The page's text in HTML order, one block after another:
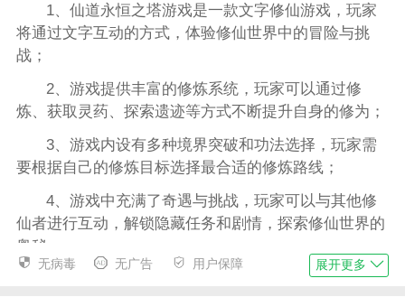
1、仙道永恒之塔游戏是一款文字修仙游戏，玩家
将通过文字互动的方式，体验修仙世界中的冒险与挑
战；
2、游戏提供丰富的修炼系统，玩家可以通过修
炼、获取灵药、探索遗迹等方式不断提升自身的修为；
3、游戏内设有多种境界突破和功法选择，玩家需
要根据自己的修炼目标选择最合适的修炼路线；
4、游戏中充满了奇遇与挑战，玩家可以与其他修
仙者进行互动，解锁隐藏任务和剧情，探索修仙世界的
奥秘。
无病毒 无广告 用户保障 展开更多